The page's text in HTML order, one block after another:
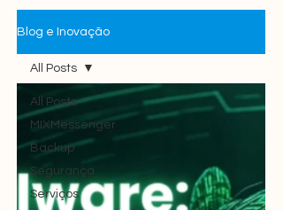
Blog e Inovação
All Posts
MIXMessenger
Backup
Segurança
Serviços
All Posts